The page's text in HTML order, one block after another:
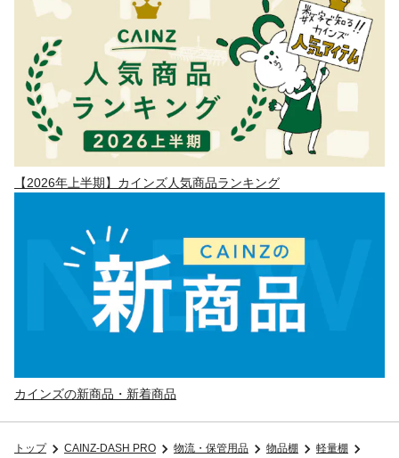
【2026年上半期】カインズ人気商品ランキング
カインズの新商品・新着商品
トップ CAINZ-DASH PRO 物流・保管用品 物品棚
軽量棚